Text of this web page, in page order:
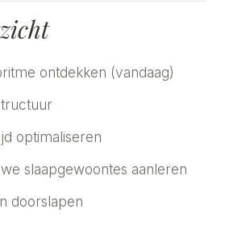
ontdekken (vandaag)
optimaliseren
slaapgewoontes aanleren
doorslapen